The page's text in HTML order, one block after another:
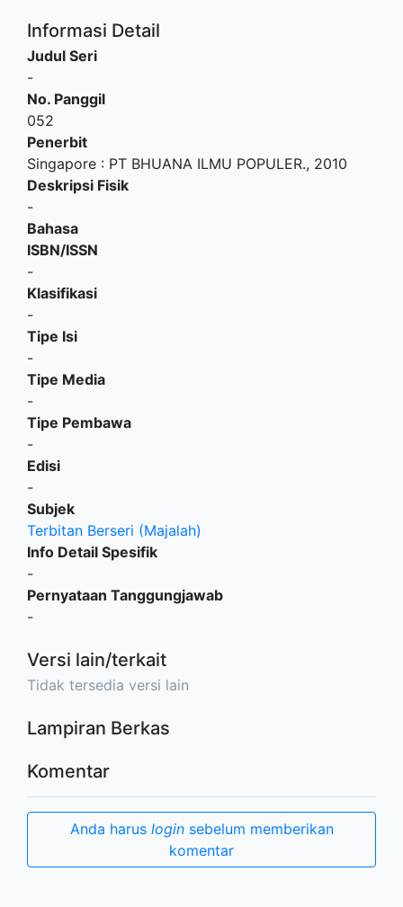
Informasi Detail
Judul Seri
-
No. Panggil
052
Penerbit
Singapore : PT BHUANA ILMU POPULER., 2010
Deskripsi Fisik
-
Bahasa
ISBN/ISSN
-
Klasifikasi
-
Tipe Isi
-
Tipe Media
-
Tipe Pembawa
-
Edisi
-
Subjek
Terbitan Berseri (Majalah)
Info Detail Spesifik
-
Pernyataan Tanggungjawab
-
Versi lain/terkait
Tidak tersedia versi lain
Lampiran Berkas
Komentar
Anda harus loginsebelum memberikan
komentar